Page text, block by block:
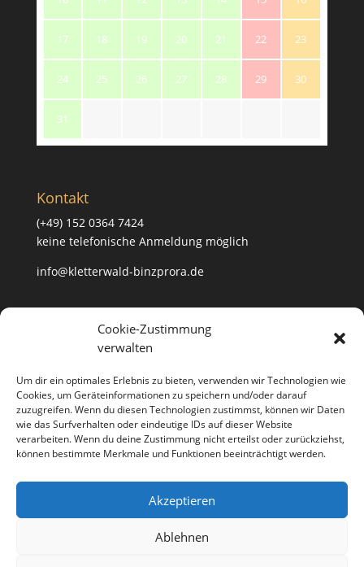
Cookie-Zustimmung
verwalten
Um dir ein optimales Erlebnis zu bieten, verwenden wir Technologien wie
Cookies, um Geräteinformationen zu speichern und/oder darauf
zuzugreifen. Wenn du diesen Technologien zustimmst, können wir Daten
wie das Surfverhalten oder eindeutige IDs auf dieser Website
verarbeiten. Wenn du deine Zustimmung nicht erteilst oder zurückziehst,
können bestimmte Merkmale und Funktionen beeinträchtigt werden.
Akzeptieren
Ablehnen
17 18 19 20 21 22 23
24 25 26 27 28 29 30
31
Kontakt
(+49) 152 0364 7424
keine telefonische Anmeldung möglich
info@kletterwald-binzprora.de
Postanschrift
Kletterwald BinzProra Uwe Häusler
Klein Lehmhagener Dorfstraße 33
18507 Klein Lehmhagen
Datenschutzerklärung
Cookie-Richtlinie (EU)